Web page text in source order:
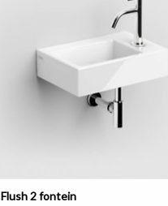
Flush 2 fontein